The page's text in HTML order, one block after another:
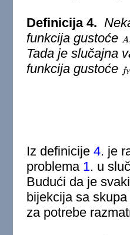
Definicija 4.
funkcija gustoće A
A,
Tada je slučajna
funkcija gustoće
fY
fY
Iz definicije 4. je
problema 1. u
Budući da je
bijekcija sa skupa
za potrebe